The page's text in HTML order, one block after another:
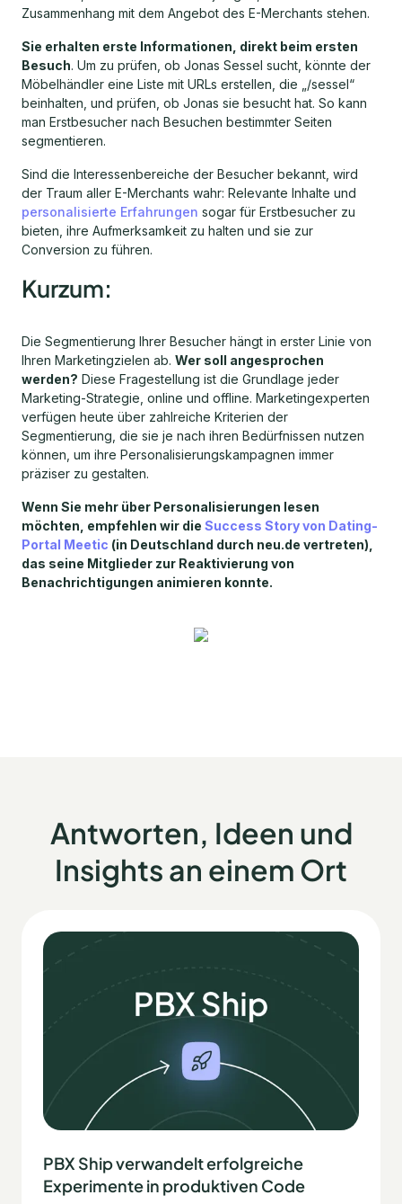
Zusammenhang mit dem Angebot des E-Merchants stehen.
Sie erhalten erste Informationen, direkt beim ersten
Besuch. Um zu prüfen, ob Jonas Sessel sucht, könnte der
Möbelhändler eine Liste mit URLs erstellen, die „/sessel“
beinhalten, und prüfen, ob Jonas sie besucht hat. So kann
man Erstbesucher nach Besuchen bestimmter Seiten
segmentieren.
Sind die Interessenbereiche der Besucher bekannt, wird
der Traum aller E-Merchants wahr: Relevante Inhalte und
personalisierte Erfahrungen sogar für Erstbesucher zu
bieten, ihre Aufmerksamkeit zu halten und sie zur
Conversion zu führen.
Kurzum:
Die Segmentierung Ihrer Besucher hängt in erster Linie von
Ihren Marketingzielen ab. Wer soll angesprochen
werden? Diese Fragestellung ist die Grundlage jeder
Marketing-Strategie, online und offline. Marketingexperten
verfügen heute über zahlreiche Kriterien der
Segmentierung, die sie je nach ihren Bedürfnissen nutzen
können, um ihre Personalisierungskampagnen immer
präziser zu gestalten.
Wenn Sie mehr über Personalisierungen lesen
möchten, empfehlen wir die Success Story von Dating-
Portal Meetic (in Deutschland durch neu.de vertreten),
das seine Mitglieder zur Reaktivierung von
Benachrichtigungen animieren konnte.
Antworten, Ideen und
Insights an einem Ort
PBX Ship verwandelt erfolgreiche
Experimente in produktiven Code